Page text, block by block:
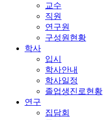
교수
직원
연구원
구성원현황
학사
입시
학사안내
학사일정
졸업생진로현황
연구
집담회